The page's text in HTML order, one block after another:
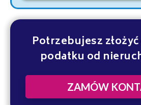
Potrzebujesz
podatku od
ZAMÓW